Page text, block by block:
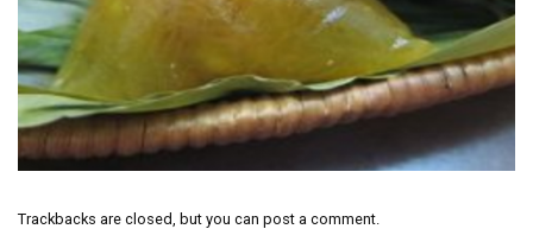
Trackbacks are closed, but you can post a comment